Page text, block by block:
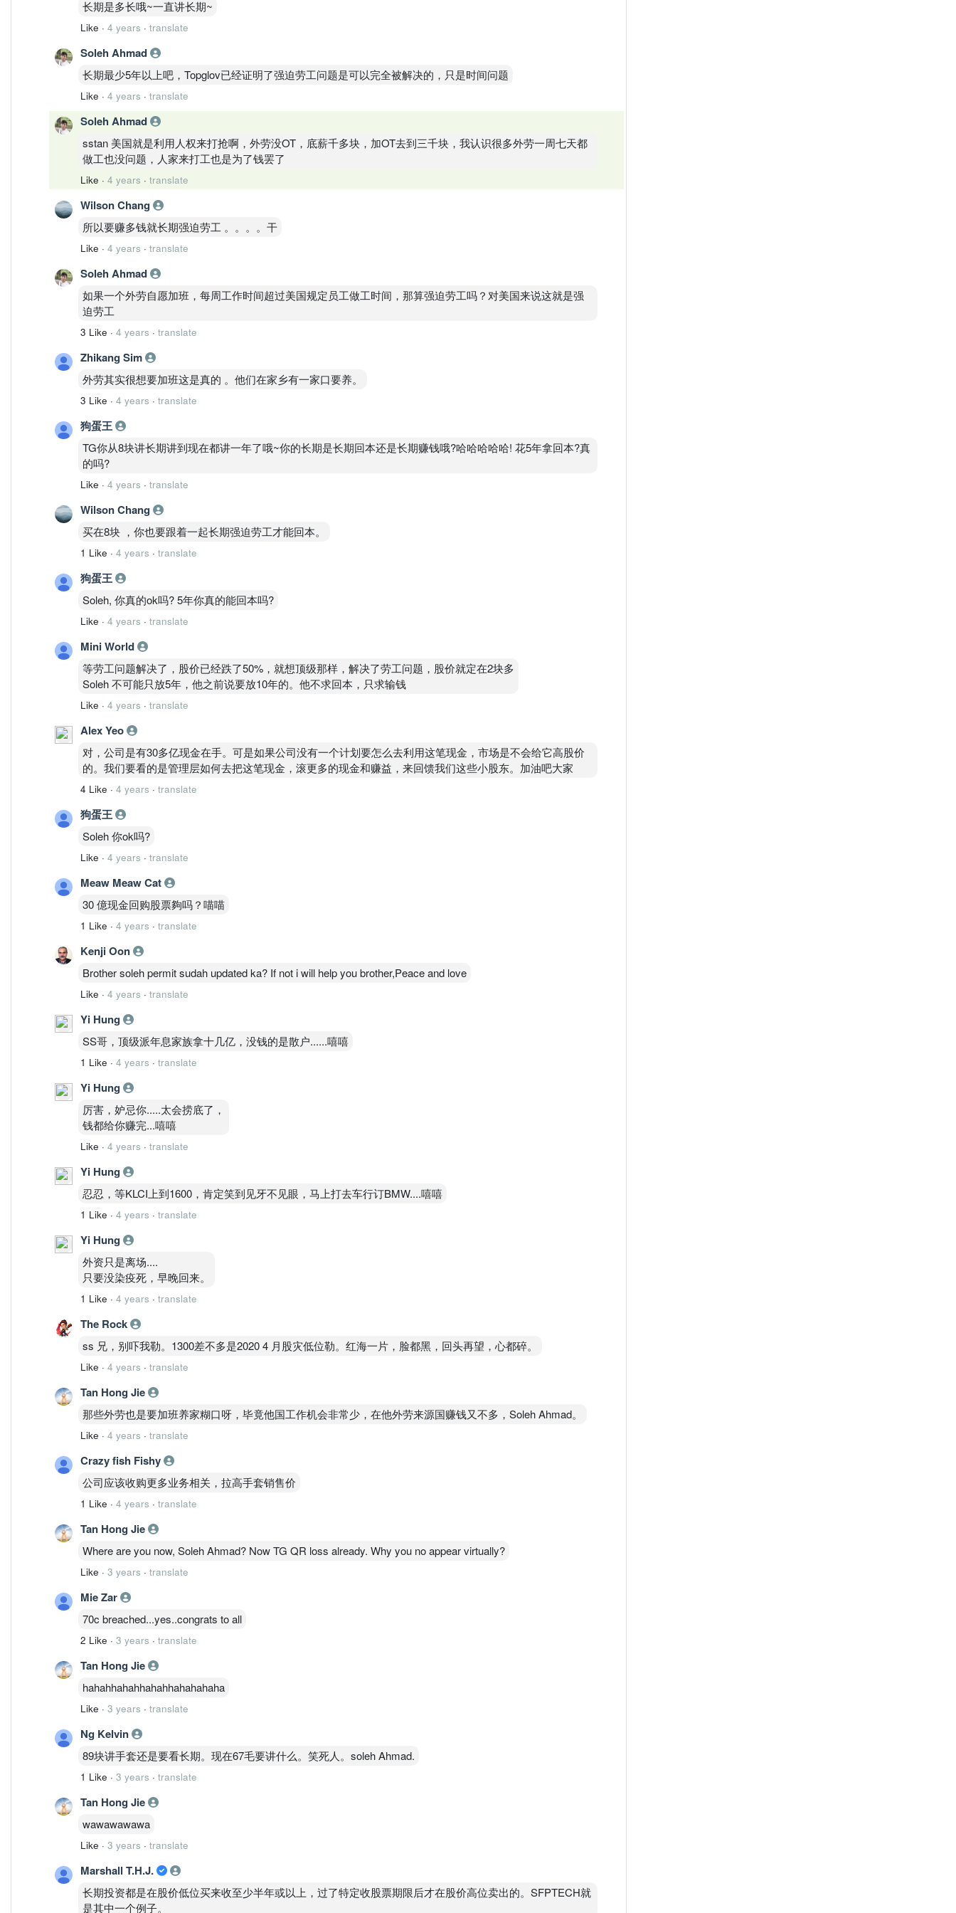
长期是多长哦~一直讲长期~
Like · 4 years · translate
Soleh Ahmad
长期最少5年以上吧，Topglov已经证明了强迫劳工问题是可以完全被解决的，只是时间问题
Like · 4 years · translate
Soleh Ahmad
sstan 美国就是利用人权来打抢啊，外劳没OT，底薪千多块，加OT去到三千块，我认识很多外劳一周七天都
做工也没问题，人家来打工也是为了钱罢了
Like · 4 years · translate
Wilson Chang
所以要赚多钱就长期强迫劳工 。。。。干
Like · 4 years · translate
Soleh Ahmad
如果一个外劳自愿加班，每周工作时间超过美国规定员工做工时间，那算强迫劳工吗？对美国来说这就是强
迫劳工
3 Like · 4 years · translate
Zhikang Sim
外劳其实很想要加班这是真的 。他们在家乡有一家口要养。
3 Like · 4 years · translate
狗蛋王
TG你从8块讲长期讲到现在都讲一年了哦~你的长期是长期回本还是长期赚钱哦?哈哈哈哈哈! 花5年拿回本?真
的吗?
Like · 4 years · translate
Wilson Chang
买在8块 ，你也要跟着一起长期强迫劳工才能回本。
1 Like · 4 years · translate
狗蛋王
Soleh, 你真的ok吗? 5年你真的能回本吗?
Like · 4 years · translate
Mini World
等劳工问题解决了，股价已经跌了50%，就想顶级那样，解决了劳工问题，股价就定在2块多
Soleh 不可能只放5年，他之前说要放10年的。他不求回本，只求输钱
Like · 4 years · translate
Alex Yeo
对，公司是有30多亿现金在手。可是如果公司没有一个计划要怎么去利用这笔现金，市场是不会给它高股价
的。我们要看的是管理层如何去把这笔现金，滚更多的现金和赚益，来回馈我们这些小股东。加油吧大家
4 Like · 4 years · translate
狗蛋王
Soleh 你ok吗?
Like · 4 years · translate
Meaw Meaw Cat
30 億现金回购股票夠吗？喵喵
1 Like · 4 years · translate
Kenji Oon
Brother soleh permit sudah updated ka? If not i will help you brother,Peace and love
Like · 4 years · translate
Yi Hung
SS哥，顶级派年息家族拿十几亿，没钱的是散户......嘻嘻
1 Like · 4 years · translate
Yi Hung
厉害，妒忌你.....太会捞底了，
钱都给你赚完...嘻嘻
Like · 4 years · translate
Yi Hung
忍忍，等KLCI上到1600，肯定笑到见牙不见眼，马上打去车行订BMW....嘻嘻
1 Like · 4 years · translate
Yi Hung
外资只是离场....
只要没染疫死，早晚回来。
1 Like · 4 years · translate
The Rock
ss 兄，别吓我勒。1300差不多是2020 4 月股灾低位勒。红海一片，脸都黑，回头再望，心都碎。
Like · 4 years · translate
Tan Hong Jie
那些外劳也是要加班养家糊口呀，毕竟他国工作机会非常少，在他外劳来源国赚钱又不多，Soleh Ahmad。
Like · 4 years · translate
Crazy fish Fishy
公司应该收购更多业务相关，拉高手套销售价
1 Like · 4 years · translate
Tan Hong Jie
Where are you now, Soleh Ahmad? Now TG QR loss already. Why you no appear virtually?
Like · 3 years · translate
Mie Zar
70c breached...yes..congrats to all
2 Like · 3 years · translate
Tan Hong Jie
hahahhahahhahahhahahahaha
Like · 3 years · translate
Ng Kelvin
89块讲手套还是要看长期。现在67毛要讲什么。笑死人。soleh Ahmad.
1 Like · 3 years · translate
Tan Hong Jie
wawawawawa
Like · 3 years · translate
Marshall T.H.J.
长期投资都是在股价低位买来收至少半年或以上，过了特定收股票期限后才在股价高位卖出的。SFPTECH就
是其中一个例子。